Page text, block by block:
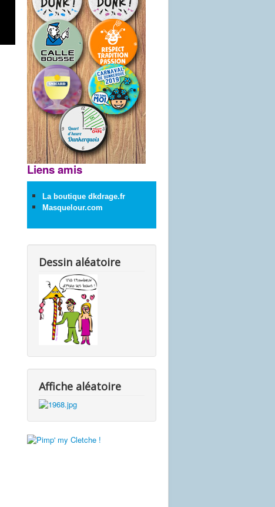
Liens amis
La boutique dkdrage.fr
Masquelour.com
Dessin aléatoire
Affiche aléatoire